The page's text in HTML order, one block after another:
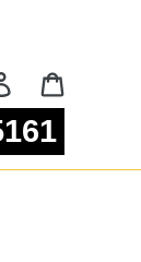
Se connecter